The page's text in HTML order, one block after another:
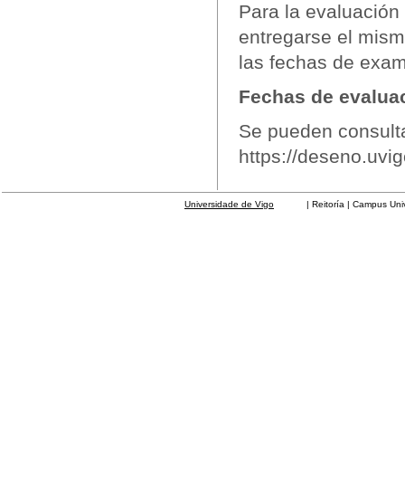
Para la
entregarse el
las fechas de
Fechas de
Se pueden
https://
Universidade de Vigo | Reitoría | Campus